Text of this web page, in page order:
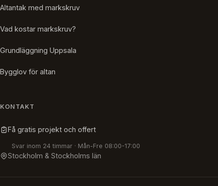
Altantak med markskruv
Vad kostar markskruv?
Grundläggning Uppsala
Bygglov för altan
KONTAKT
Få gratis projekt och offert
Svar inom 24 timmar · Mån-Fre 08:00-17:00
Stockholm & Stockholms län